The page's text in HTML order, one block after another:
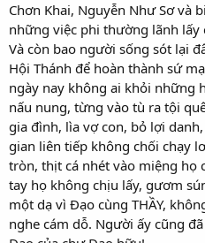
Chơn Khai, Nguyễn Như Sơ và
những việc phi thường lãnh lấy
Và còn bao người sống sót lại
Hội Thánh để hoàn thành sứ
ngày nay không ai khỏi những
nấu nung, từng vào tù ra tội
gia đình, lìa vợ con, bỏ lợi
gian liên tiếp không chối chạy
tròn, thịt cá nhét vào miệng họ
tay họ không chịu lấy, gươm
một dạ vì Đạo cùng THẦY,
nghe cám dỗ. Người ấy cũng